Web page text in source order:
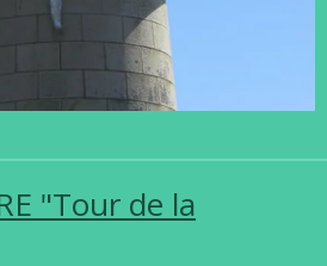
"Tour de la